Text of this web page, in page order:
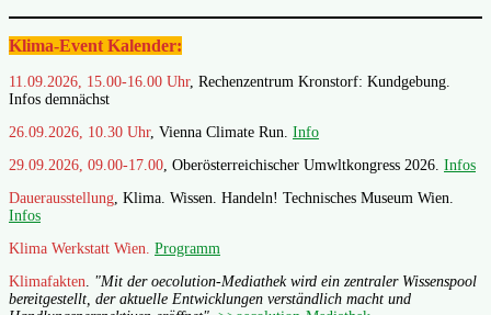
Klima-Event Kalender:
11.09.2026, 15.00-16.00 Uhr, Rechenzentrum Kronstorf: Kundgebung.
Infos demnächst
26.09.2026, 10.30 Uhr, Vienna Climate Run. Info
29.09.2026, 09.00-17.00, Oberösterreichischer Umwltkongress 2026. Infos
Dauerausstellung, Klima. Wissen. Handeln! Technisches Museum Wien.
Infos
Klima Werkstatt Wien. Programm
Klimafakten. "Mit der oecolution-Mediathek wird ein zentraler Wissenspool
bereitgestellt, der aktuelle Entwicklungen verständlich macht und